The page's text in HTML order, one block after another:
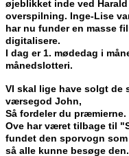
øjeblikket inde ved
overspilning. Inge-Lise
har nu funder en masse
digitalisere.
I dag er 1. mødedag i
månedslotteri.
VI skal lige have solgt
værsegod John,
Så fordeler du præmierne.
Ove har været tilbage til
fundet den sporvogn som
så alle kunne besøge